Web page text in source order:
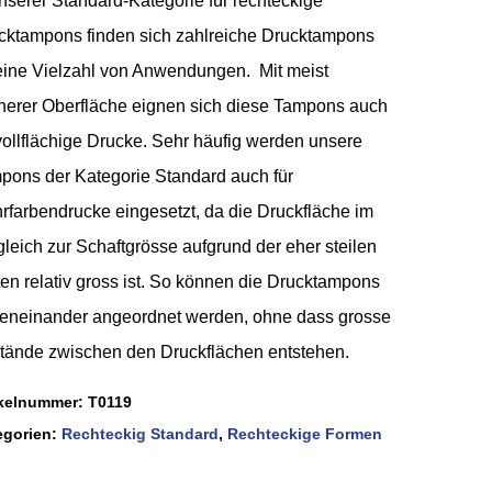
finden sich zahlreiche Drucktampons
Vielzahl von Anwendungen. Mit meist
Oberfläche eignen sich diese Tampons auch
Drucke. Sehr häufig werden unsere
der Kategorie Standard auch für
eingesetzt, da die Druckfläche im
zur Schaftgrösse aufgrund der eher steilen
relativ gross ist. So können die Drucktampons
angeordnet werden, ohne dass grosse
zwischen den Druckflächen entstehen.
T0119
Rechteckig Standard, Rechteckige Formen